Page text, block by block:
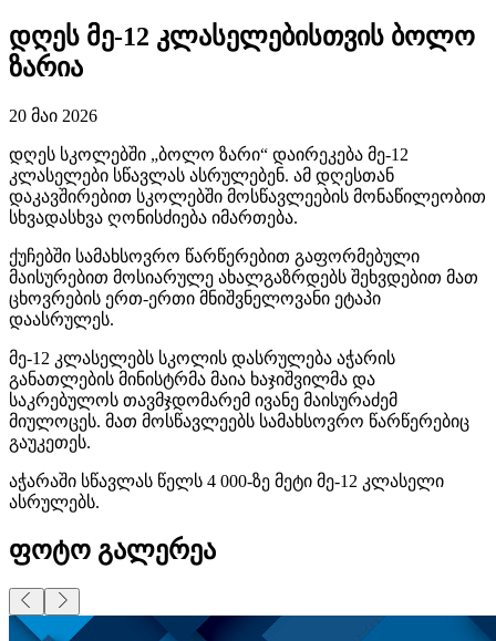
დღეს მე-12 კლასელებისთვის ბოლო
ზარია
20 მაი 2026
დღეს სკოლებში „ბოლო ზარი“ დაირეკება მე-12
კლასელები სწავლას ასრულებენ. ამ დღესთან
დაკავშირებით სკოლებში მოსწავლეების მონაწილეობით
სხვადასხვა ღონისძიება იმართება.
ქუჩებში სამახსოვრო წარწერებით გაფორმებული
მაისურებით მოსიარულე ახალგაზრდებს შეხვდებით მათ
ცხოვრების ერთ-ერთი მნიშვნელოვანი ეტაპი
დაასრულეს.
მე-12 კლასელებს სკოლის დასრულება აჭარის
განათლების მინისტრმა მაია ხაჯიშვილმა და
საკრებულოს თავმჯდომარემ ივანე მაისურაძემ
მიულოცეს. მათ მოსწავლეებს სამახსოვრო წარწერებიც
გაუკეთეს.
აჭარაში სწავლას წელს 4 000-ზე მეტი მე-12 კლასელი
ასრულებს.
ფოტო გალერეა